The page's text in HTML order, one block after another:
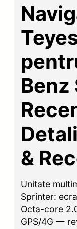
&
Unitate
Sprinter:
Octa-core
GPS/4G —